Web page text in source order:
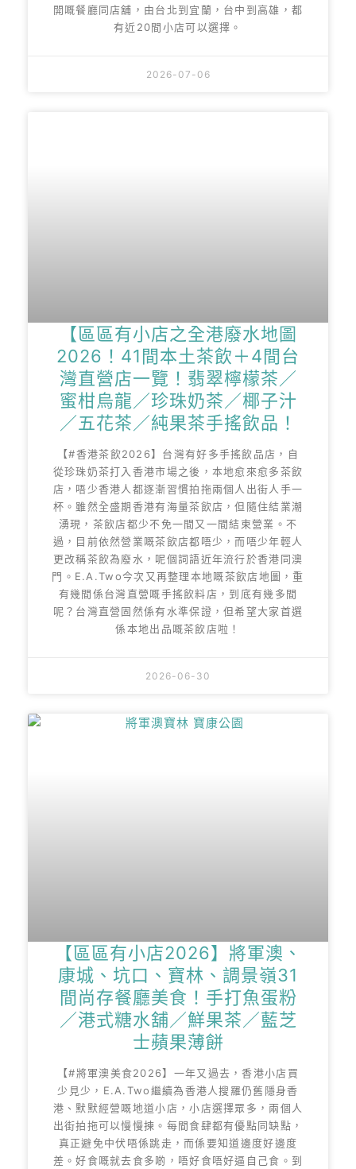
開嘅餐廳同店舖，由台北到宜蘭，台中到高雄，都
有近20間小店可以選擇。
2026-07-06
【區區有小店之全港廢水地圖
2026！41間本土茶飲＋4間台
灣直營店一覽！翡翠檸檬茶／
蜜柑烏龍／珍珠奶茶／椰子汁
／五花茶／純果茶手搖飲品！
【#香港茶飲2026】台灣有好多手搖飲品店，自
從珍珠奶茶打入香港市場之後，本地愈來愈多茶飲
店，唔少香港人都逐漸習慣拍拖兩個人出街人手一
杯。雖然全盛期香港有海量茶飲店，但隨住結業潮
湧現，茶飲店都少不免一間又一間結束營業。不
過，目前依然營業嘅茶飲店都唔少，而唔少年輕人
更改稱茶飲為廢水，呢個詞語近年流行於香港同澳
門。E.A.Two今次又再整理本地嘅茶飲店地圖，重
有幾間係台灣直營嘅手搖飲料店，到底有幾多間
呢？台灣直營固然係有水準保證，但希望大家首選
係本地出品嘅茶飲店啦！
2026-06-30
【區區有小店2026】將軍澳、
康城、坑口、寶林、調景嶺31
間尚存餐廳美食！手打魚蛋粉
／港式糖水舖／鮮果茶／藍芝
士蘋果薄餅
【#將軍澳美食2026】一年又過去，香港小店買
少見少，E.A.Two繼續為香港人搜羅仍舊隱身香
港、默默經營嘅地道小店，小店選擇眾多，兩個人
出街拍拖可以慢慢揀。每間食肆都有優點同缺點，
真正避免中伏唔係跳走，而係要知道邊度好邊度
差。好食嘅就去食多啲，唔好食唔好逼自己食。到